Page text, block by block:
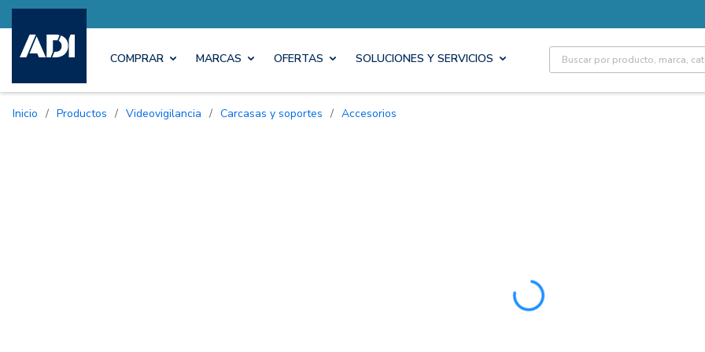
COMPRAR MARCAS OFERTAS SOLUCIONES Y SERVICIOS Site Search
Inicio / Productos / Videovigilancia / Carcasas y soportes / Accesorios